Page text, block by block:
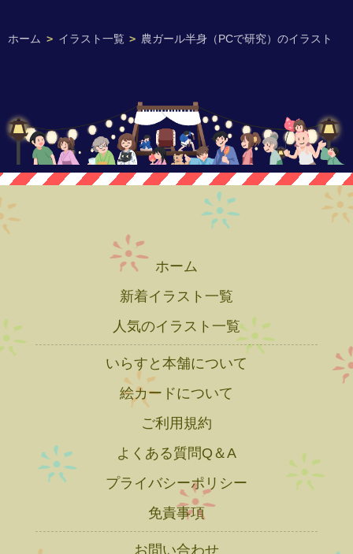
ホーム > イラスト一覧 > 農ガール半身（PCで研究）のイラスト
ホーム
新着イラスト一覧
人気のイラスト一覧
いらすと本舗について
絵カードについて
ご利用規約
よくある質問Q＆A
プライバシーポリシー
免責事項
お問い合わせ